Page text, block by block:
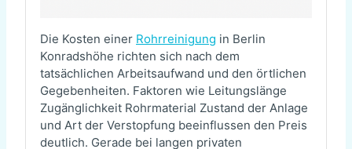
Die Kosten einer Rohrreinigung in Berlin
Konradshöhe richten sich nach dem
tatsächlichen Arbeitsaufwand und den örtlichen
Gegebenheiten. Faktoren wie Leitungslänge
Zugänglichkeit Rohrmaterial Zustand der Anlage
und Art der Verstopfung beeinflussen den Preis
deutlich. Gerade bei langen privaten